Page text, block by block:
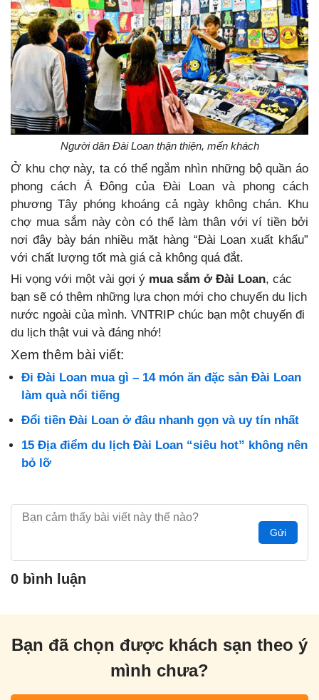
Người dân Đài Loan thận thiện, mến khách
Ở khu chợ này, ta có thể ngắm nhìn những bộ quần áo
phong cách Á Đông của Đài Loan và phong cách
phương Tây phóng khoáng cả ngày không chán. Khu
chợ mua sắm này còn có thể làm thân với ví tiền bởi
nơi đây bày bán nhiều mặt hàng “Đài Loan xuất khẩu”
với chất lượng tốt mà giá cả không quá đắt.
Hi vọng với một vài gợi ý mua sắm ở Đài Loan, các
bạn sẽ có thêm những lựa chọn mới cho chuyến du lịch
nước ngoài của mình. VNTRIP chúc bạn một chuyến đi
du lịch thật vui và đáng nhớ!
Xem thêm bài viết:
Đi Đài Loan mua gì – 14 món ăn đặc sản Đài Loan
làm quà nổi tiếng
Đổi tiền Đài Loan ở đâu nhanh gọn và uy tín nhất
15 Địa điểm du lịch Đài Loan “siêu hot” không nên
bỏ lỡ
Gửi
0 bình luận
Bạn đã chọn được khách sạn theo ý
mình chưa?